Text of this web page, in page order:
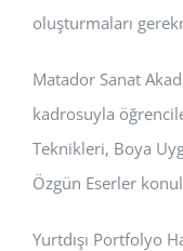
oluşturmaları
Matador Sanat
kadrosuyla
Teknikleri, Boya
Özgün Eserler
Yurtdışı Portfolyo